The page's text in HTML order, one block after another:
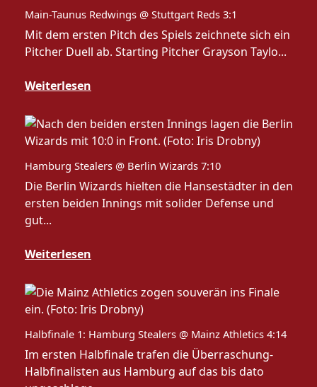
Main-Taunus Redwings @ Stuttgart Reds 3:1
Mit dem ersten Pitch des Spiels zeichnete sich ein
Pitcher Duell ab. Starting Pitcher Grayson Taylo...
Weiterlesen
Hamburg Stealers @ Berlin Wizards 7:10
Die Berlin Wizards hielten die Hansestädter in den
ersten beiden Innings mit solider Defense und
gut...
Weiterlesen
Halbfinale 1: Hamburg Stealers @ Mainz Athletics 4:14
Im ersten Halbfinale trafen die Überraschung-
Halbfinalisten aus Hamburg auf das bis dato